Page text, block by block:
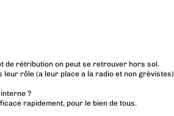
de rétribution on peut se retrouver hors sol.
rôle (a leur place a la radio et non
?
rapidement, pour le bien de tous.